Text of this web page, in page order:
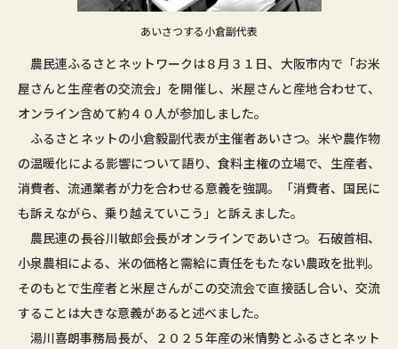
あいさつする小倉副代表
農民連ふるさとネットワークは８月３１日、大阪市内で「お米
屋さんと生産者の交流会」を開催し、米屋さんと産地合わせて、
オンライン含めて約４０人が参加しました。
ふるさとネットの小倉毅副代表が主催者あいさつ。米や農作物
の温暖化による影響について語り、食料主権の立場で、生産者、
消費者、流通業者が力を合わせる意義を強調。「消費者、国民に
も訴えながら、乗り越えていこう」と訴えました。
農民連の長谷川敏郎会長がオンラインであいさつ。石破首相、
小泉農相による、米の価格と需給に責任をもたない農政を批判。
そのもとで生産者と米屋さんがこの交流会で直接話し合い、交流
することは大きな意義があると述べました。
湯川喜朗事務局長が、２０２５年産の米情勢とふるさとネット